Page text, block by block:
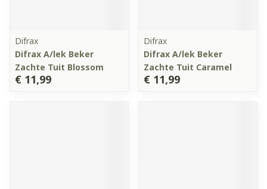
Difrax
Difrax A/lek Beker
Zachte Tuit Blossom
€ 11,99
Difrax
Difrax A/lek Beker
Zachte Tuit Caramel
€ 11,99